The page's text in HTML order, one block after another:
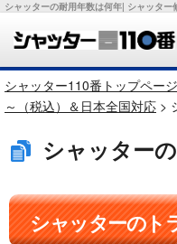
シャッターの耐用年数は何年| シャッター
シャッター110番トップページ
～（税込）＆日本全国対応 >
シャッター
シャッターのト